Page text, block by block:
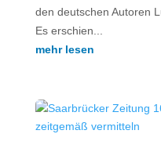
den deutschen Autoren
Es erschien...
mehr lesen